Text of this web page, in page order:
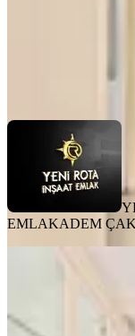
EMLAKADEM